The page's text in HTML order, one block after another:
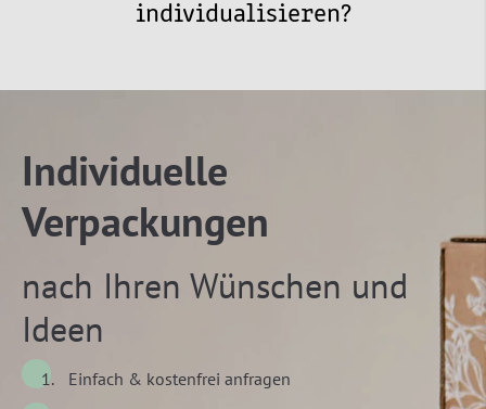
individualisieren?
Individuelle
Verpackungen
nach Ihren Wünschen und
Ideen
Einfach & kostenfrei anfragen